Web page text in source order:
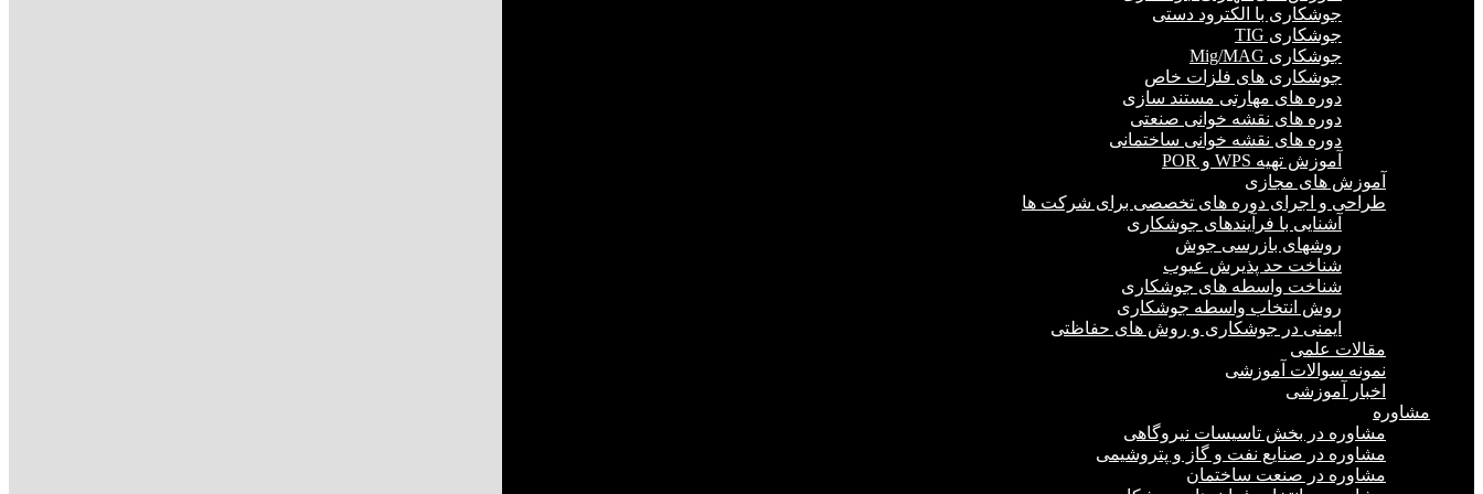
جوشکاری با الکترود دستی
جوشکاری TIG
جوشکاری Mig/MAG
جوشکاری های فلزات خاص
دوره های مهارتی مستند سازی
دوره های نقشه خوانی صنعتی
دوره های نقشه خوانی ساختمانی
آموزش تهیه WPS و POR
آموزش های مجازی
طراحی و اجرای دوره های تخصصی برای شرکت ها
آشنایی با فرآیندهای جوشکاری
روشهای بازرسی جوش
شناخت حد پذیرش عیوب
شناخت واسطه های جوشکاری
روش انتخاب واسطه جوشکاری
ایمنی در جوشکاری و روش های حفاظتی
مقالات علمی
نمونه سوالات آموزشی
اخبار آموزشی
مشاوره
مشاوره در بخش تاسیسات نیروگاهی
مشاوره در صنایع نفت و گاز و پتروشیمی
مشاوره در صنعت ساختمان